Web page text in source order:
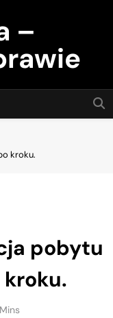
–
kroku.
pobytu
kroku.